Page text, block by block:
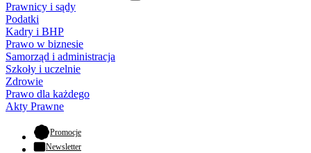
Prawnicy i sądy
Podatki
Kadry i BHP
Prawo w biznesie
Samorząd i administracja
Szkoły i uczelnie
Zdrowie
Prawo dla każdego
Akty Prawne
Promocje- otwiera się w nowej karcie
Newsletter